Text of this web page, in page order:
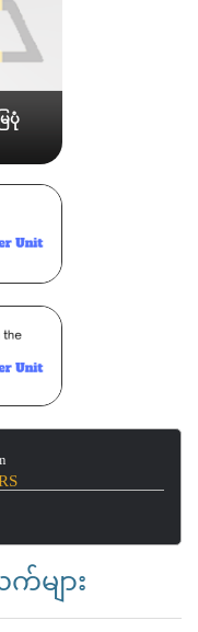
ပုံ
များ